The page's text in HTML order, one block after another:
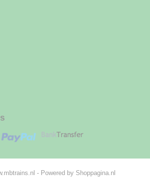
- Powered by Shoppagina.nl